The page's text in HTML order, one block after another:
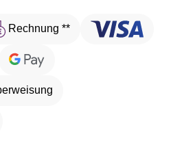
Rechnung **